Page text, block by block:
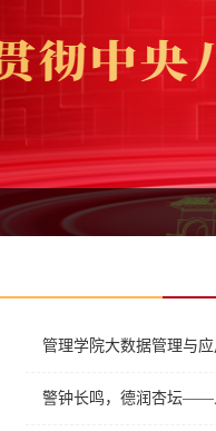
管理学院大数据管理与
警钟长鸣，德润杏坛——